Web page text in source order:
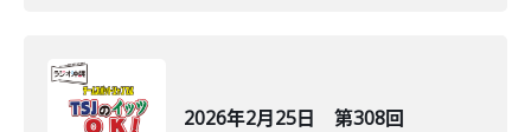
2026年2月25日 第308回